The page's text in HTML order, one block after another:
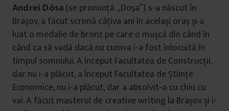
Andrei Dósa (se pronunţă „Doşa”) s-a născut în
Brașov, a făcut scrimă câțiva ani în același oraș și a
luat o medalie de bronz pe care o mușcă din când în
când ca să vadă dacă nu cumva i-a fost înlocuită în
timpul somnului. A început Facultatea de Construcții,
dar nu i-a plăcut, a început Facultatea de Științe
Economice, nu i-a plăcut, dar a absolvit-o cu chiu cu
vai. A făcut masterul de creative writing la Brașov și i-